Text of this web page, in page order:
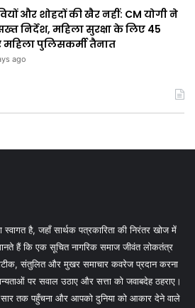
और शोहदों की खैर नहीं: CM योगी ने
निर्देश, महिला सुरक्षा के लिए 45
महिला पुलिसकर्मी तैनात
ago
है, जहाँ सार्थक पत्रकारिता की निरंतर खोज में
हैं कि एक सूचित नागरिक समाज जीवंत लोकतंत्र
संतुलित और मुखर समाचार कवरेज प्रदान करना
पर सवाल उठाए और सत्ता को जवाबदेह ठहराए।
सार तक पहुँचना और आपको दुनिया को आकार देने वाले